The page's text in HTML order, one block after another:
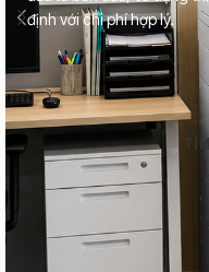
định với chi phí hợp lý.